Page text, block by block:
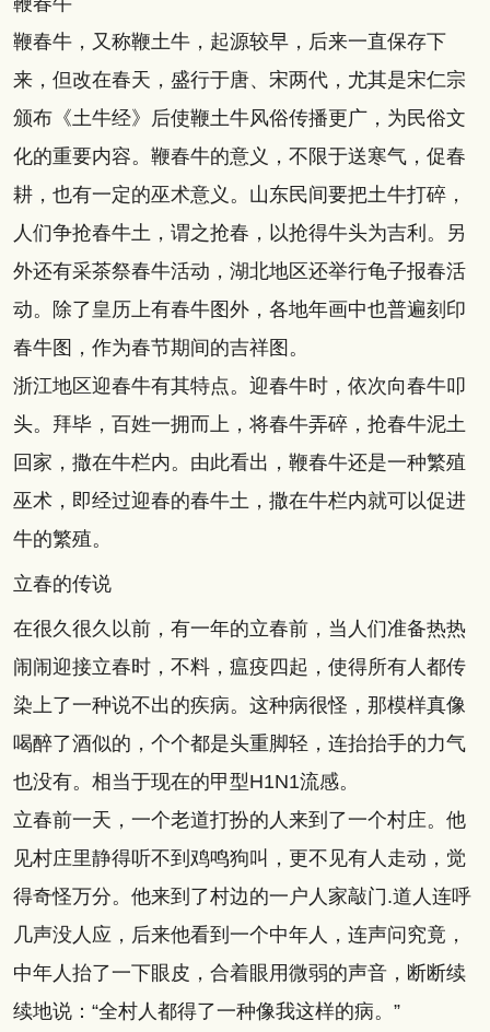
鞭春牛，又称鞭土牛，起源较早，后来一直保存下
来，但改在春天，盛行于唐、宋两代，尤其是宋仁宗
颁布《土牛经》后使鞭土牛风俗传播更广，为民俗文
化的重要内容。鞭春牛的意义，不限于送寒气，促春
耕，也有一定的巫术意义。山东民间要把土牛打碎，
人们争抢春牛土，谓之抢春，以抢得牛头为吉利。另
外还有采茶祭春牛活动，湖北地区还举行龟子报春活
动。除了皇历上有春牛图外，各地年画中也普遍刻印
春牛图，作为春节期间的吉祥图。
浙江地区迎春牛有其特点。迎春牛时，依次向春牛叩
头。拜毕，百姓一拥而上，将春牛弄碎，抢春牛泥土
回家，撒在牛栏内。由此看出，鞭春牛还是一种繁殖
巫术，即经过迎春的春牛土，撒在牛栏内就可以促进
牛的繁殖。
立春的传说
在很久很久以前，有一年的立春前，当人们准备热热
闹闹迎接立春时，不料，瘟疫四起，使得所有人都传
染上了一种说不出的疾病。这种病很怪，那模样真像
喝醉了酒似的，个个都是头重脚轻，连抬抬手的力气
也没有。相当于现在的甲型H1N1流感。
立春前一天，一个老道打扮的人来到了一个村庄。他
见村庄里静得听不到鸡鸣狗叫，更不见有人走动，觉
得奇怪万分。他来到了村边的一户人家敲门.道人连呼
几声没人应，后来他看到一个中年人，连声问究竟，
中年人抬了一下眼皮，合着眼用微弱的声音，断断续
续地说：“全村人都得了一种像我这样的病。”